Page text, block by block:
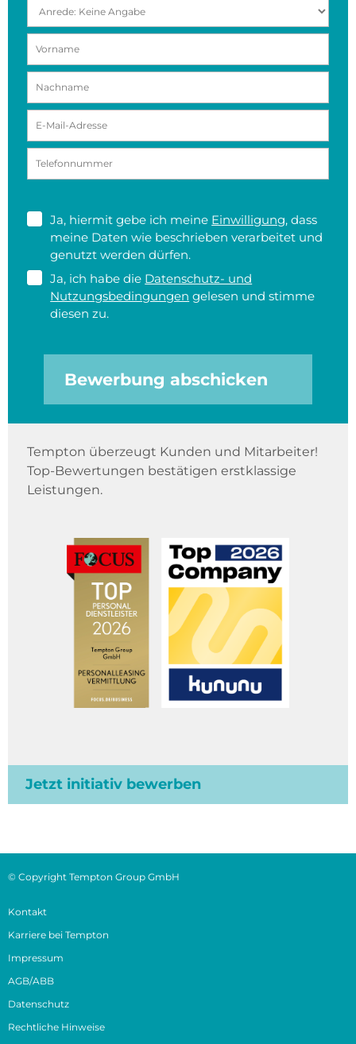
Ja, hiermit gebe ich meine Einwilligung, dass
meine Daten wie beschrieben verarbeitet und
genutzt werden dürfen.
Ja, ich habe die Datenschutz- und
Nutzungsbedingungen gelesen und stimme
diesen zu.
Bewerbung abschicken
Tempton überzeugt Kunden und Mitarbeiter!
Top-Bewertungen bestätigen erstklassige
Leistungen.
Jetzt initiativ bewerben
© Copyright Tempton Group GmbH
Kontakt
Karriere bei Tempton
Impressum
AGB/ABB
Datenschutz
Rechtliche Hinweise